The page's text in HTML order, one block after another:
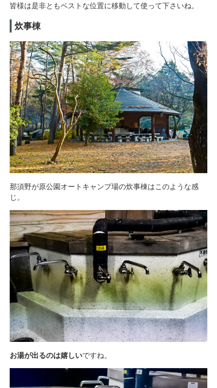
皆様は是非ともベストな位置に移動して使って下さいね。
炊事棟
那須野が原公園オートキャンプ場の炊事棟はこのような感
じ。
お湯が出るのは嬉しいですね。